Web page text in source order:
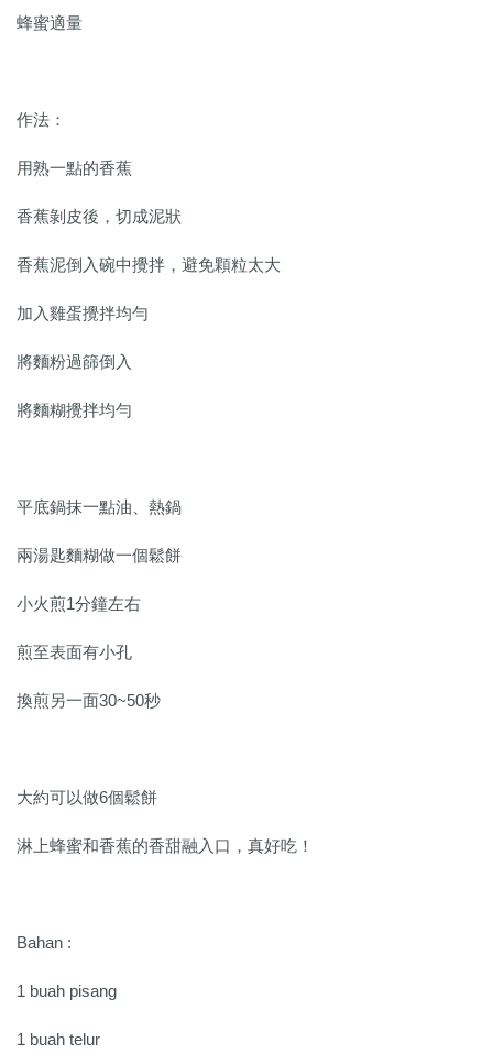
蜂蜜適量
作法：
用熟一點的香蕉
香蕉剝皮後，切成泥狀
香蕉泥倒入碗中攪拌，避免顆粒太大
加入雞蛋攪拌均勻
將麵粉過篩倒入
將麵糊攪拌均勻
平底鍋抹一點油、熱鍋
兩湯匙麵糊做一個鬆餅
小火煎1分鐘左右
煎至表面有小孔
換煎另一面30~50秒
大約可以做6個鬆餅
淋上蜂蜜和香蕉的香甜融入口，真好吃！
Bahan :
1 buah pisang
1 buah telur